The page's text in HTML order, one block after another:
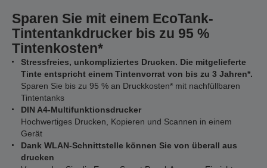
Sparen Sie mit einem EcoTank-
Tintentankdrucker bis zu 95 %
Tintenkosten*
Stressfreies, unkompliziertes Drucken. Die mitgelieferte
Tinte entspricht einem Tintenvorrat von bis zu 3 Jahren*.
Sparen Sie bis zu 95 % an Druckkosten* mit nachfüllbaren
Tintentanks
DIN A4-Multifunktionsdrucker
Hochwertiges Drucken, Kopieren und Scannen in einem
Gerät
Dank WLAN-Schnittstelle können Sie von überall aus
drucken